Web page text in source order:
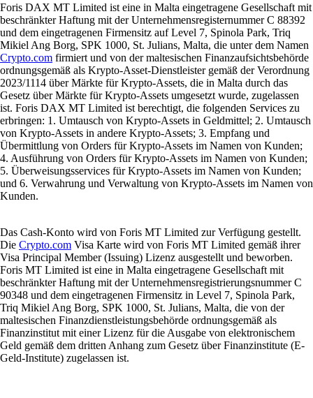
Foris DAX MT Limited ist eine in Malta eingetragene Gesellschaft mit
beschränkter Haftung mit der Unternehmensregisternummer C 88392
und dem eingetragenen Firmensitz auf Level 7, Spinola Park, Triq
Mikiel Ang Borg, SPK 1000, St. Julians, Malta, die unter dem Namen
Crypto.com firmiert und von der maltesischen Finanzaufsichtsbehörde
ordnungsgemäß als Krypto-Asset-Dienstleister gemäß der Verordnung
2023/1114 über Märkte für Krypto-Assets, die in Malta durch das
Gesetz über Märkte für Krypto-Assets umgesetzt wurde, zugelassen
ist. Foris DAX MT Limited ist berechtigt, die folgenden Services zu
erbringen: 1. Umtausch von Krypto-Assets in Geldmittel; 2. Umtausch
von Krypto-Assets in andere Krypto-Assets; 3. Empfang und
Übermittlung von Orders für Krypto-Assets im Namen von Kunden;
4. Ausführung von Orders für Krypto-Assets im Namen von Kunden;
5. Überweisungsservices für Krypto-Assets im Namen von Kunden;
und 6. Verwahrung und Verwaltung von Krypto-Assets im Namen von
Kunden.
Das Cash-Konto wird von Foris MT Limited zur Verfügung gestellt.
Die Crypto.com Visa Karte wird von Foris MT Limited gemäß ihrer
Visa Principal Member (Issuing) Lizenz ausgestellt und beworben.
Foris MT Limited ist eine in Malta eingetragene Gesellschaft mit
beschränkter Haftung mit der Unternehmensregistrierungsnummer C
90348 und dem eingetragenen Firmensitz in Level 7, Spinola Park,
Triq Mikiel Ang Borg, SPK 1000, St. Julians, Malta, die von der
maltesischen Finanzdienstleistungsbehörde ordnungsgemäß als
Finanzinstitut mit einer Lizenz für die Ausgabe von elektronischem
Geld gemäß dem dritten Anhang zum Gesetz über Finanzinstitute (E-
Geld-Institute) zugelassen ist.